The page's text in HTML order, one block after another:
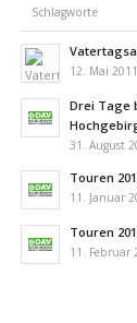
Schlagworte
12. Mai
Drei Tage
31. August
Touren
11. Januar
Touren
11. Februar